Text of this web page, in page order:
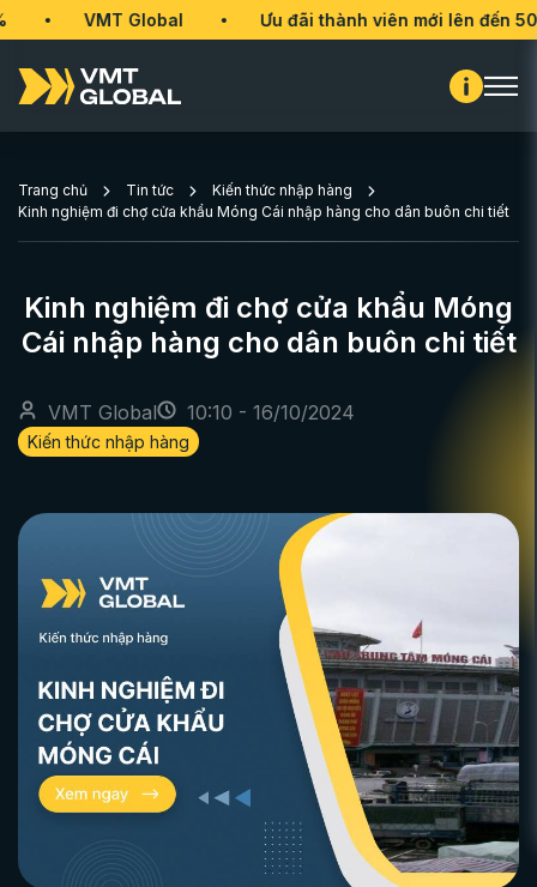
VMT Global Ưu đãi thành viên mới lên đến 50%
Trang chủ Tin tức
Kiến thức nhập hàng
Kinh nghiệm đi chợ cửa khẩu Móng Cái nhập hàng cho dân buôn chi tiết
Kinh nghiệm đi chợ cửa khẩu Móng
Cái nhập hàng cho dân buôn chi tiết
VMT Global 10:10 - 16/10/2024
Kiến thức nhập hàng